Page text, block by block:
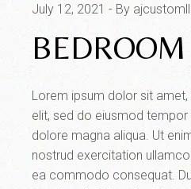
July 12, 2021 By
Lorem ipsum dolor sit
elit, sed do eiusmod
dolore magna aliqua. Ut
nostrud exercitation
ea commodo consequat.